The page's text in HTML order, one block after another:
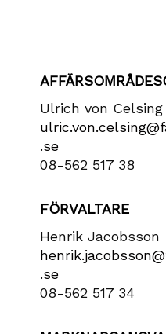
Ulrich von Celsing
.se
08-562 517 38
FÖRVALTARE
Henrik Jacobsson
.se
08-562 517 34